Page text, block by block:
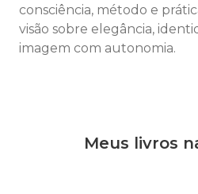
consciência, método e
visão sobre elegância,
imagem com autonomia.
Meus livros